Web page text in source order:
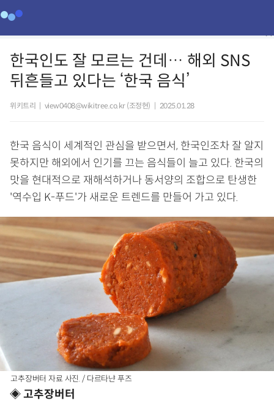
한국인도 잘 모르는 건데… 해외 SNS
뒤흔들고 있다는 ‘한국 음식’
위키트리 view0408@wikitree.co.kr (조정현) 2025.01.28
한국 음식이 세계적인 관심을 받으면서, 한국인조차 잘 알지
못하지만 해외에서 인기를 끄는 음식들이 늘고 있다. 한국의
맛을 현대적으로 재해석하거나 동서양의 조합으로 탄생한
'역수입 K-푸드'가 새로운 트렌드를 만들어 가고 있다.
고추장버터 자료 사진. / 다르타냔 푸즈
◈ 고추장버터